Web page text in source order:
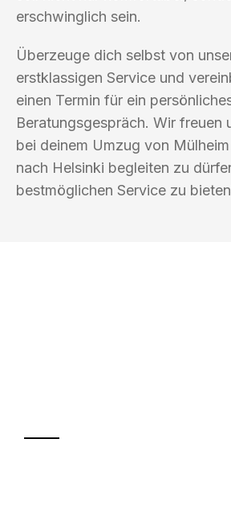
erschwinglich sein.
Überzeuge dich selbst von
erstklassigen Service und
einen Termin für ein
Beratungsgespräch. Wir freuen
bei deinem Umzug von
nach Helsinki begleiten zu
bestmöglichen Service zu